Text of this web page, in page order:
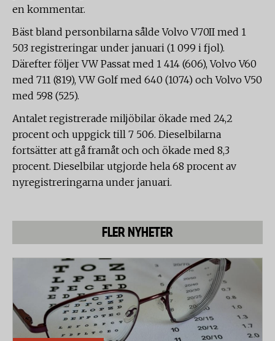
en kommentar.
Bäst bland personbilarna sålde Volvo V70II med 1
503 registreringar under januari (1 099 i fjol).
Därefter följer VW Passat med 1 414 (606), Volvo V60
med 711 (819), VW Golf med 640 (1074) och Volvo V50
med 598 (525).
Antalet registrerade miljöbilar ökade med 24,2
procent och uppgick till 7 506. Dieselbilarna
fortsätter att gå framåt och och ökade med 8,3
procent. Dieselbilar utgjorde hela 68 procent av
nyregistreringarna under januari.
FLER NYHETER